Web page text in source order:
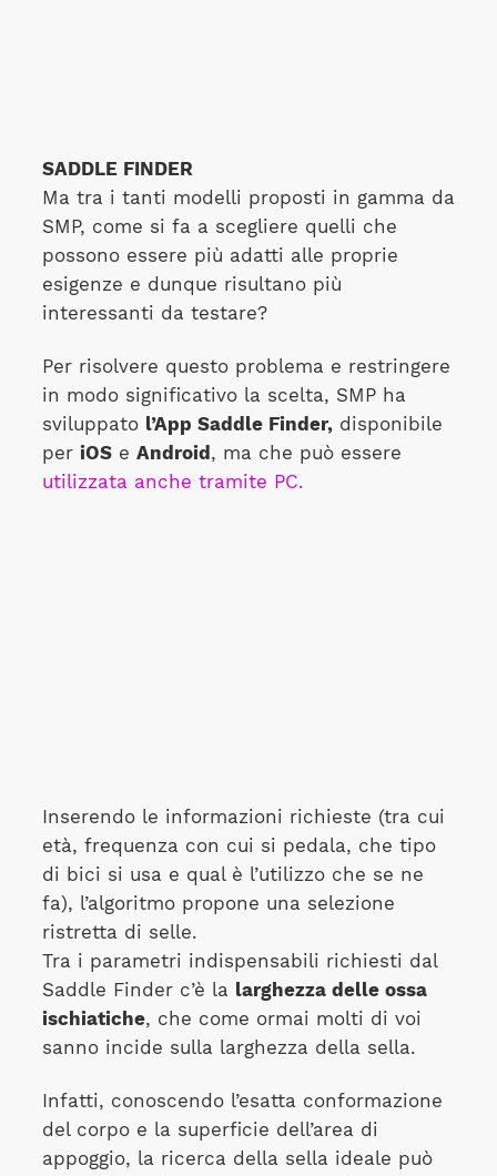
SADDLE FINDER
Ma tra i tanti modelli proposti in gamma da
SMP, come si fa a scegliere quelli che
possono essere più adatti alle proprie
esigenze e dunque risultano più
interessanti da testare?
Per risolvere questo problema e restringere
in modo significativo la scelta, SMP ha
sviluppato l’App Saddle Finder,disponibile
per iOSe Android , ma che può essere
utilizzata anche tramite PC.
Inserendo le informazioni richieste (tra cui
età, frequenza con cui si pedala, che tipo
di bici si usa e qual è l’utilizzo che se ne
fa), l’algoritmo propone una selezione
ristretta di selle.
Tra i parametri indispensabili richiesti dal
Saddle Finder c’è la larghezza delle ossa
ischiatiche, che come ormai molti di voi
sanno incide sulla larghezza della sella.
Infatti, conoscendo l’esatta conformazione
del corpo e la superficie dell’area di
appoggio, la ricerca della sella ideale può